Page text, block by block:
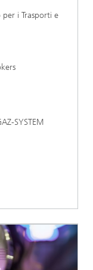
i Trasporti e
SYSTEM